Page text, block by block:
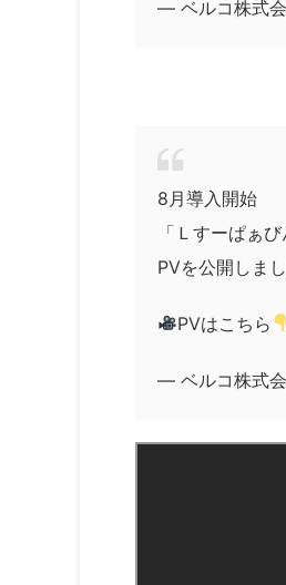
— ベルコ株式
8月導入開始
「Ｌすーぱぁび
PVを公開しま
PVはこちら
— ベルコ株式